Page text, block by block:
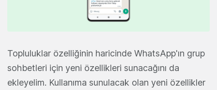
Topluluklar özelliğinin haricinde WhatsApp'ın grup
sohbetleri için yeni özellikleri sunacağını da
ekleyelim. Kullanıma sunulacak olan yeni özellikler